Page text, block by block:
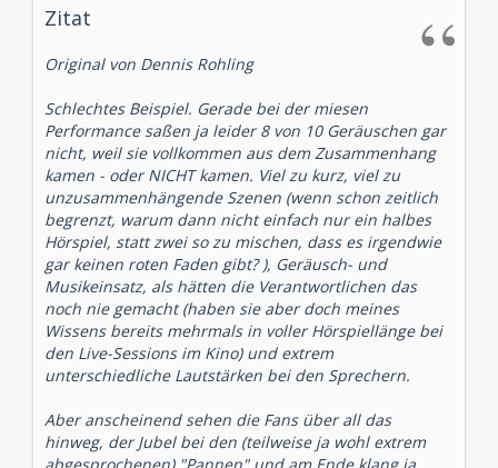
Zitat
Original von Dennis Rohling
Schlechtes Beispiel. Gerade bei der miesen
Performance saßen ja leider 8 von 10 Geräuschen gar
nicht, weil sie vollkommen aus dem Zusammenhang
kamen - oder NICHT kamen. Viel zu kurz, viel zu
unzusammenhängende Szenen (wenn schon zeitlich
begrenzt, warum dann nicht einfach nur ein halbes
Hörspiel, statt zwei so zu mischen, dass es irgendwie
gar keinen roten Faden gibt? ), Geräusch- und
Musikeinsatz, als hätten die Verantwortlichen das
noch nie gemacht (haben sie aber doch meines
Wissens bereits mehrmals in voller Hörspiellänge bei
den Live-Sessions im Kino) und extrem
unterschiedliche Lautstärken bei den Sprechern.
Aber anscheinend sehen die Fans über all das
hinweg, der Jubel bei den (teilweise ja wohl extrem